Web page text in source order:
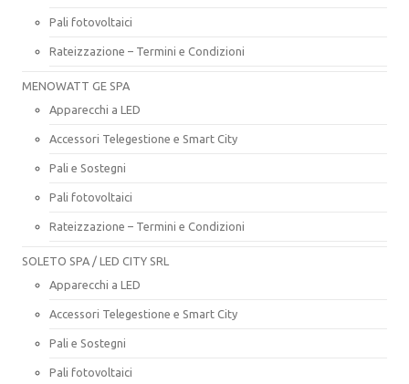
Pali fotovoltaici
Rateizzazione – Termini e Condizioni
MENOWATT GE SPA
Apparecchi a LED
Accessori Telegestione e Smart City
Pali e Sostegni
Pali fotovoltaici
Rateizzazione – Termini e Condizioni
SOLETO SPA / LED CITY SRL
Apparecchi a LED
Accessori Telegestione e Smart City
Pali e Sostegni
Pali fotovoltaici